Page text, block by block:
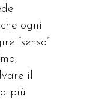
ogni
“senso”
il
più